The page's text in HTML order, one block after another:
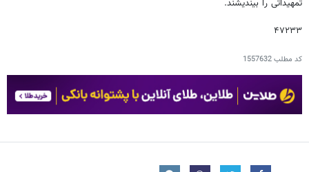
تمهیداتی را بیندیشند.
۴۷۲۳۳
کد مطلب1557632